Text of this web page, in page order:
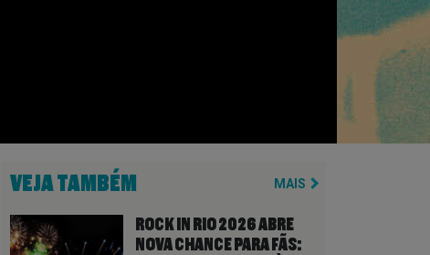
VEJA TAMBÉM MAIS
ROCK IN RIO 2026 ABRE
NOVA CHANCE PARA FÃS: